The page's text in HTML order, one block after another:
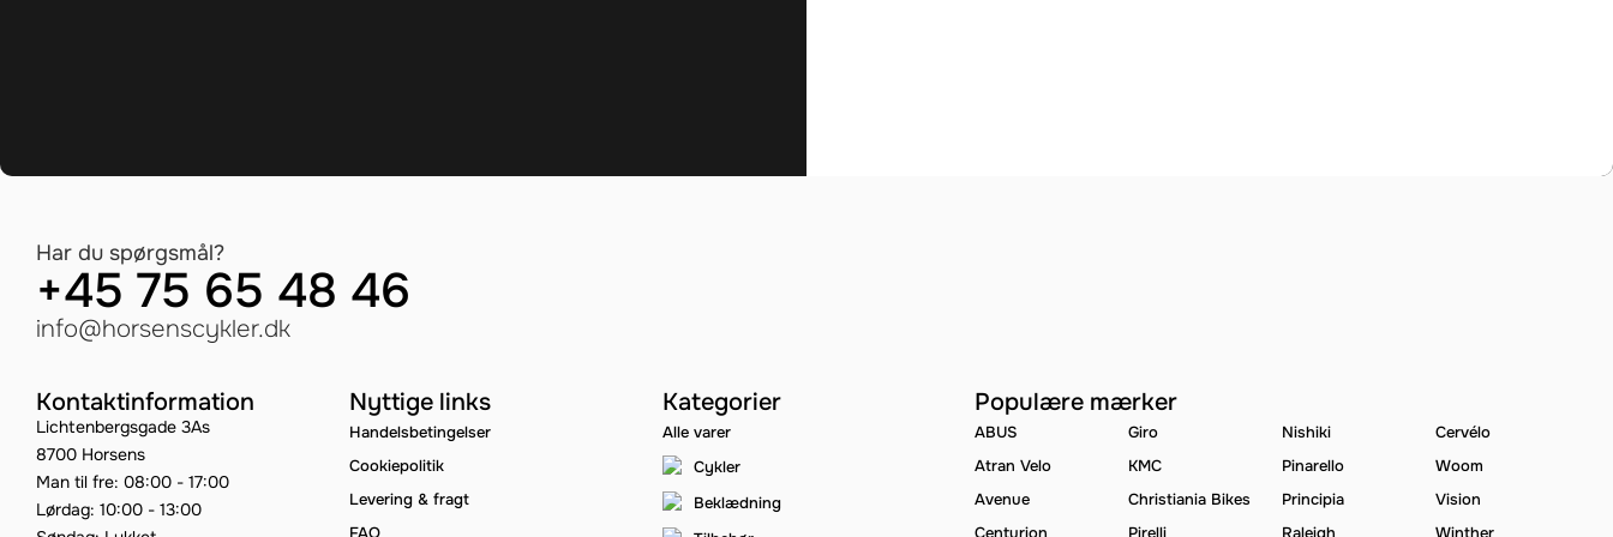
Har du spørgsmål?
+45 75 65 48 46
info@horsenscykler.dk
Kontaktinformation
Lichtenbergsgade 3As
8700 Horsens
Man til fre: 08:00 - 17:00
Lørdag: 10:00 - 13:00
Nyttige links
Handelsbetingelser
Cookiepolitik
Levering & fragt
FAQ
Kategorier
Alle varer
Cykler
Beklædning
Populære mærker
ABUS
Atran Velo
Avenue
Centurion
Giro
KMC
Christiania Bikes
Pirelli
Nishiki
Pinarello
Principia
Raleigh
Cervélo
Woom
Vision
Winther